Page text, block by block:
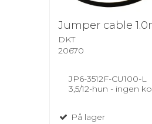
Jumper cable
DKT
20670
JP6-3512F-CU100-L
3,5/12-hun - ingen
På lager